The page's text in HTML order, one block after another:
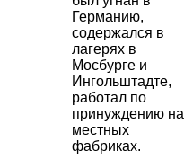
Германию,
содержался в
лагерях в
Мосбурге и
Ингольштадте,
работал по
принуждению на
местных
фабриках.